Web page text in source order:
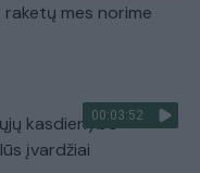
raketų mes norime
00:03:52
kasdienybė –
įvardžiai